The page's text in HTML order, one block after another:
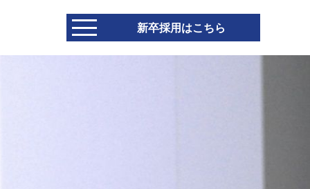
新卒採用はこちら